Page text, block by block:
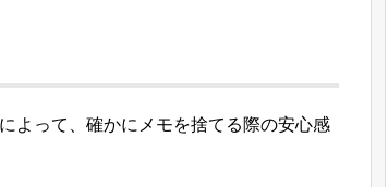
よって、確かにメモを捨てる際の安心感